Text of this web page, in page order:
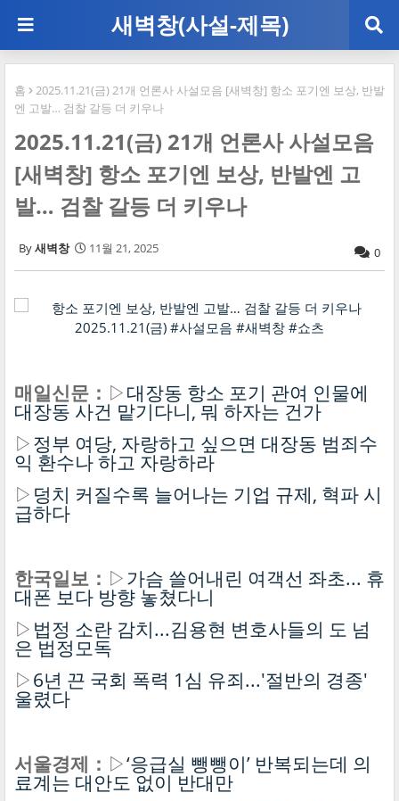
새벽창(사설-제목)
홈
2025.11.21(금) 21개 언론사 사설모음 [새벽창] 항소 포기엔 보상, 반발
엔 고발… 검찰 갈등 더 키우나
2025.11.21(금) 21개 언론사 사설모음
[새벽창] 항소 포기엔 보상, 반발엔 고
발… 검찰 갈등 더 키우나
새벽창 11월 21, 2025 0
매일신문： ▷대장동 항소 포기 관여 인물에
대장동 사건 맡기다니, 뭐 하자는 건가
▷정부 여당, 자랑하고 싶으면 대장동 범죄수
익 환수나 하고 자랑하라
▷ 덩치 커질수록 늘어나는 기업 규제, 혁파 시
급하다
한국일보： ▷가슴 쓸어내린 여객선 좌초... 휴
대폰 보다 방향 놓쳤다니
▷ 법정 소란 감치...김용현 변호사들의 도 넘
은 법정모독
▷6년 끈 국회 폭력 1심 유죄...'절반의 경종'
울렸다
서울경제： ▷‘응급실 뺑뺑이’ 반복되는데 의
료계는 대안도 없이 반대만